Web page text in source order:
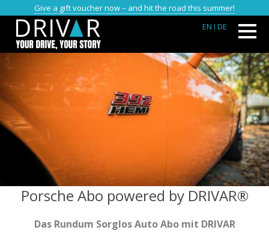
Give a gift voucher now – and hit the road this summer!
EN I DE
Porsche Abo powered by DRIVAR®
Das Rundum Sorglos Auto Abo mit DRIVAR